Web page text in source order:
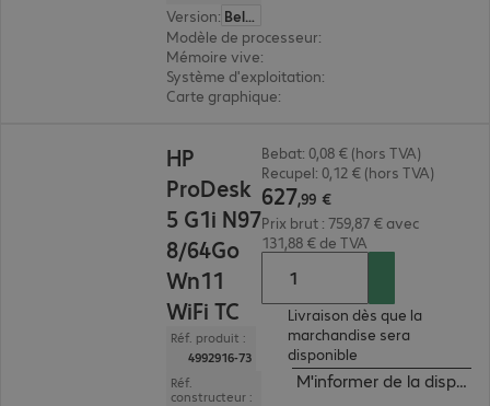
Version:
Belge
Modèle de processeur:
Mémoire vive:
Système d'exploitation:
Carte graphique:
HP
ProDesk
5 G1i N97
8/64Go
Wn11
WiFi TC
Réf. produit :
4992916-73
Réf.
constructeur :
Bebat: 0,08 € (hors TVA)
Recupel: 0,12 € (hors TVA)
627,99 €
Prix brut : 759,87 € avec
131,88 € de TVA
Livraison dès que la
marchandise sera
disponible
M'informer de la